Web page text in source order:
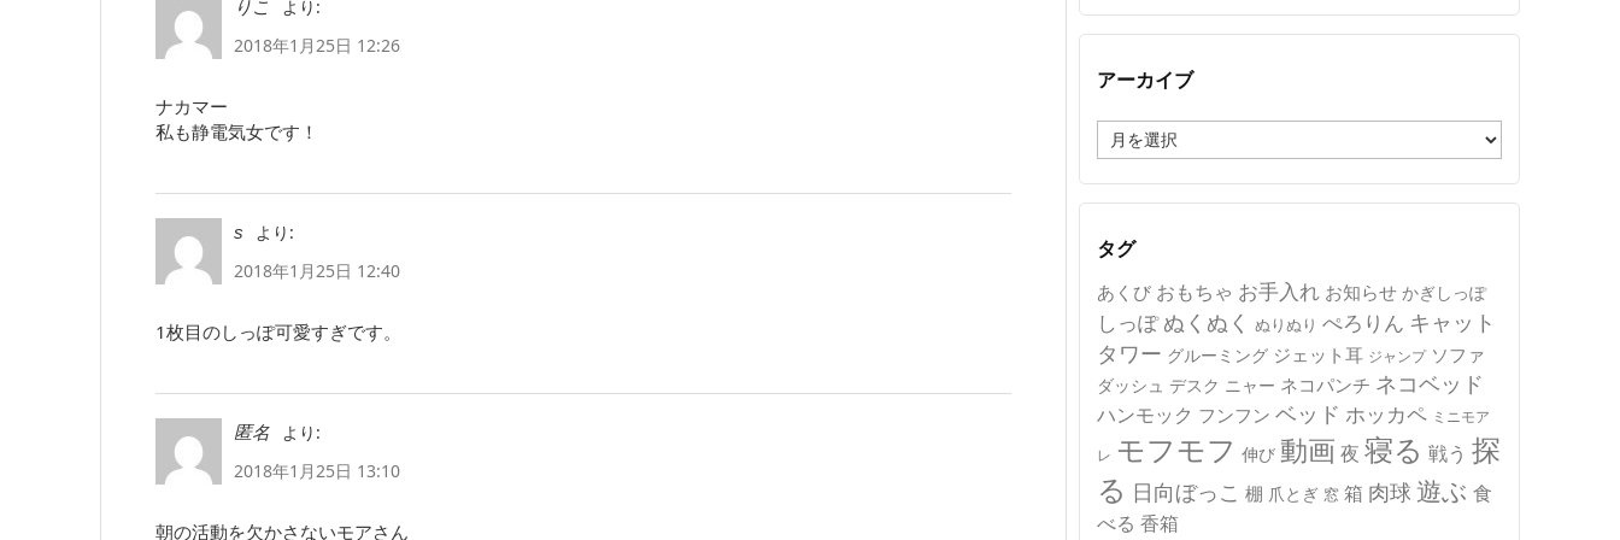
りこ
より:
2018年1月25日 12:26
ナカマー
私も静電気女です！
s
より:
2018年1月25日 12:40
1枚目のしっぽ可愛すぎです。
匿名
より:
2018年1月25日 13:10
朝の活動を欠かさないモアさん
アーカイブ
ー
カ
イ
タグ
あくび おもちゃ お手入れ お知らせ かぎしっぽ
しっぽ ぬくぬく ぬりぬり ぺろりん キャット
タワー グルーミング ジェット耳 ジャンプ ソファ
ダッシュ デスク ニャー ネコパンチ ネコベッド
ハンモック フンフン ベッド ホッカペ ミニモア
レ モフモフ 伸び 動画 夜 寝る 戦う 探
る 日向ぼっこ 棚 爪とぎ 窓 箱 肉球 遊ぶ 食
べる 香箱